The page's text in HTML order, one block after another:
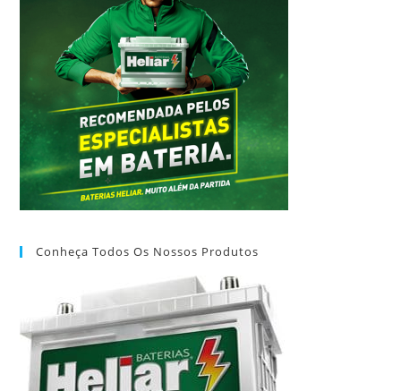
Conheça Todos Os Nossos Produtos